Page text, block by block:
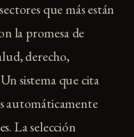
que más están
la promesa de
derecho,
sistema que cita
automáticamente
La selección